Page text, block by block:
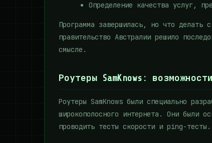
Определение качества услуг,
Программа завершилась, но что делать
правительство Австралии решило
смысле.
Роутеры SamKnows:
Роутеры SamKnows были специально
широкополосного интернета. Они были
проводить тесты скорости и ping-тесты.